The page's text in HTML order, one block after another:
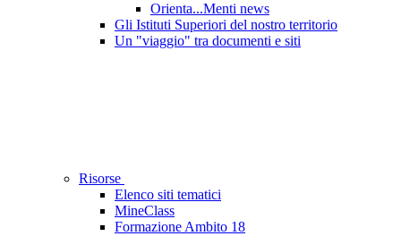
Orienta...Menti news
Gli Istituti Superiori del nostro territorio
Un "viaggio" tra documenti e siti
Risorse
Elenco siti tematici
MineClass
Formazione Ambito 18